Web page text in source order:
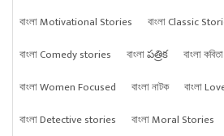
বাংলা Motivational Stories
বাংলা Classic
বাংলা Comedy stories
বাংলা పత్రిక বাংলা কবিতা
বাংলা Women Focused
বাংলা নাটক
বাংলা
বাংলা Detective stories
বাংলা Moral Stories